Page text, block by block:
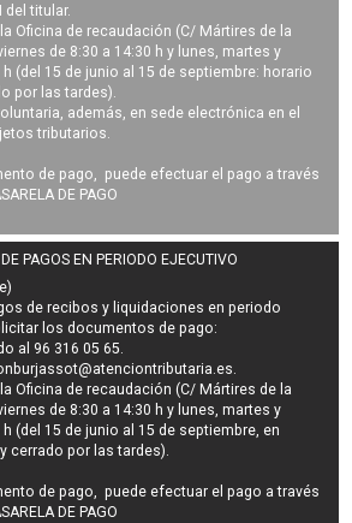
del titular.
Oficina de recaudación (C/ Mártires de la
de 8:30 a 14:30 h y lunes, martes y
h (del 15 de junio al 15 de septiembre: horario
por las tardes).
además, en sede electrónica en el
tributarios.
de pago, puede efectuar el pago a través
DE PAGO
PAGOS EN PERIODO EJECUTIVO
derecibos y liquidaciones en periodo
los documentos de pago:
al 96 316 05 65.
.
Oficina de recaudación (C/ Mártires de la
de 8:30 a 14:30 h y lunes, martes y
(del 15 de junio al 15 de septiembre, en
cerrado por las tardes).
de pago, puede efectuar el pago a través
DE PAGO